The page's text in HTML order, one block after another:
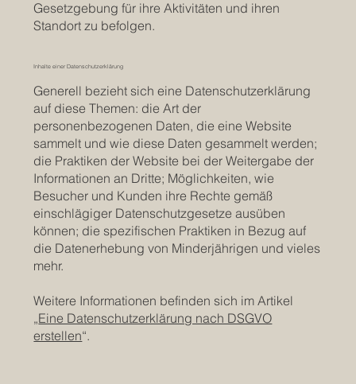
Gesetzgebung für ihre Aktivitäten und ihren
Standort zu befolgen.
Inhalte einer Datenschutzerklärung
Generell bezieht sich eine Datenschutzerklärung
auf diese Themen: die Art der
personenbezogenen Daten, die eine Website
sammelt und wie diese Daten gesammelt werden;
die Praktiken der Website bei der Weitergabe der
Informationen an Dritte; Möglichkeiten, wie
Besucher und Kunden ihre Rechte gemäß
einschlägiger Datenschutzgesetze ausüben
können; die spezifischen Praktiken in Bezug auf
die Datenerhebung von Minderjährigen und vieles
mehr.
Weitere Informationen befinden sich im Artikel
„Eine Datenschutzerklärung nach DSGVO
erstellen“.